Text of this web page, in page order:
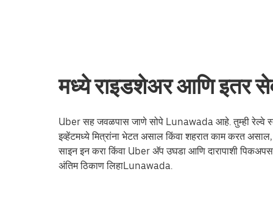
मध्ये राइडशेअर आणि इतर
Uber सह जवळपास जाणे सोपे Lunawada आहे. तुम्ही रेल्वे
इव्हेंटमध्ये मित्रांना भेटत असाल किंवा शहरात काम करत
साइन इन करा किंवा Uber अ‍ॅप उघडा आणि दारापाशी
अंतिम ठिकाण लिहाLunawada.